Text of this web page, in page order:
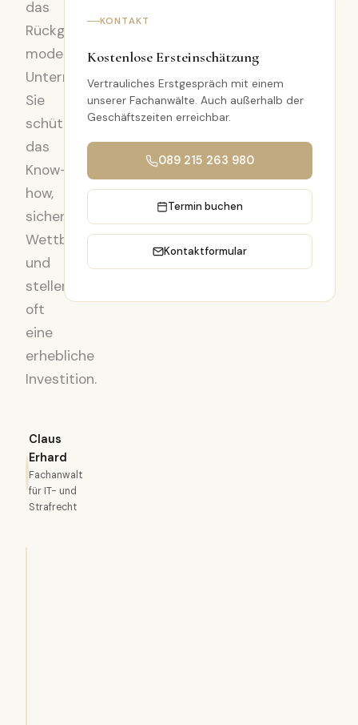
das
Rückgrat
moderner
Unternehmen.
Sie
schützen
das
Know-
how,
sichern
Wettbewerbsvorteile
und
stellen
oft
eine
erhebliche
Investition.
Claus
Erhard
Fachanwalt
für IT- und
Strafrecht
KONTAKT
Kostenlose Ersteinschätzung
Vertrauliches Erstgespräch mit einem
unserer Fachanwälte. Auch außerhalb der
Geschäftszeiten erreichbar.
089 215 263 980
Termin buchen
Kontaktformular